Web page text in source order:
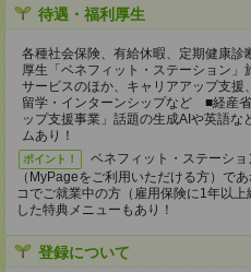
待遇・福利厚生
各種社会保険、有給休暇、定期健康
厚生「ベネフィット・ステーション
サービスのほか、キャリアアップ支
留学・インターンシップなど ■経産
ップ支援事業」話題の生成AIや英語
ムあり！
ポイント！
ベネフィット・ステーシ
（MyPageをご利用いただける方）で
コでご就業中の方（雇用保険に1年以
した特典メニューもあり！
登録について